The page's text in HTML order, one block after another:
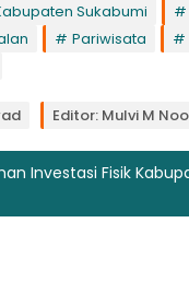
Sukabumi
Pariwisata
Editor: Mulvi M
Investasi Fisik